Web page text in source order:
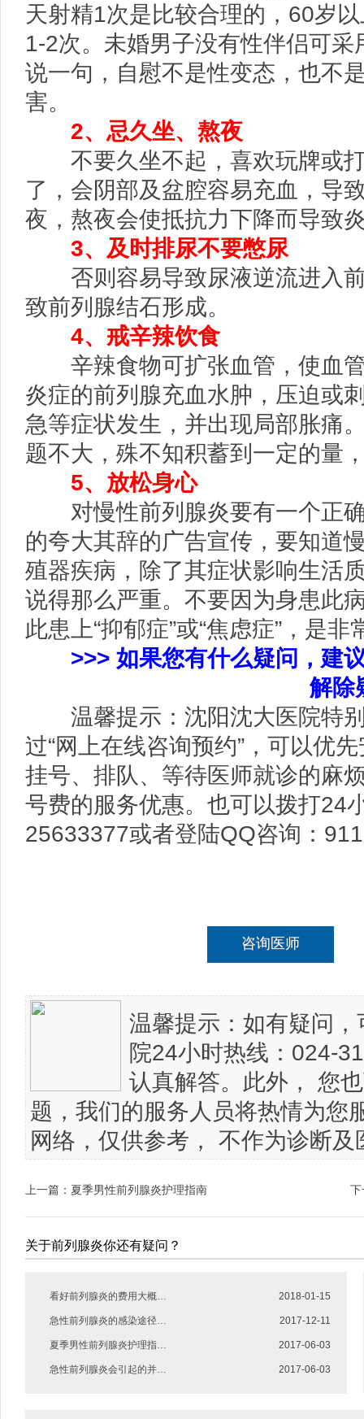
天射精1次是比较合理的，60岁
1-2次。未婚男子没有性伴侣可
说一句，自慰不是性变态，也不
害。
2、忌久坐、熬夜
不要久坐不起，喜欢玩牌或打
了，会阴部及盆腔容易充血，导
夜，熬夜会使抵抗力下降而导致
3、及时排尿不要憋尿
否则容易导致尿液逆流进入前
致前列腺结石形成。
4、戒辛辣饮食
辛辣食物可扩张血管，使血管
炎症的前列腺充血水肿，压迫或
急等症状发生，并出现局部胀痛
题不大，殊不知积蓄到一定的量
5、放松身心
对慢性前列腺炎要有一个正确
的夸大其辞的广告宣传，要知道
殖器疾病，除了其症状影响生活
说得那么严重。不要因为身患此
此患上“抑郁症”或“焦虑症”，是
>>> 如果您有什么疑问，建议
解除
温馨提示：沈阳沈大医院特别
过“网上在线咨询预约”，可以优
挂号、排队、等待医师就诊的麻
号费的服务优惠。也可以拨打24
25633377或者登陆QQ咨询：
咨询医师
温馨提示：如有疑问
院24小时热线：024-
认真解答。此外， 您
题，我们的服务人员将热情为您
网络，仅供参考， 不作为诊断及
上一篇： 夏季男性前列腺炎护理指南 下
关于前列腺炎你还有疑问？
看好前列腺炎的费用大概… 2018-01-15
急性前列腺炎的感染途径… 2017-12-11
夏季男性前列腺炎护理指… 2017-06-03
急性前列腺炎会引起的并… 2017-06-03